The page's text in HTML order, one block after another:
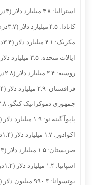
استرالیا: ۴.۸ میلیارد دلار (۴درصد)
کانادا: ۴.۵ میلیارد دلار (۳.۷درصد)
مکزیک: ۴.۱ میلیارد دلار (۳.۴درصد)
ایالات متحده: ۳.۵ میلیارد دلار (۲.۹درصد)
روسیه: ۳.۴ میلیارد دلار (۲.۸درصد)
قزاقستان: ۲.۹ میلیارد دلار (۲.۴%)
جمهوری دموکراتیک کنگو: ۲.۸ میلیارد دلار (۲.۳درصد)
پاپوآ گینه نو: ۱.۹ میلیارد دلار (۱.۶%)
اکوادور: ۱.۷ میلیارد دلار (۱.۴درصد)
صربستان: ۱.۵ میلیارد دلار (۱.۳درصد)
اسپانیا: ۱.۴ میلیارد دلار (۱.۲درصد)
بوتسوانا: ۹۹۰.۳ میلیون دلار (۰.۸درصد)